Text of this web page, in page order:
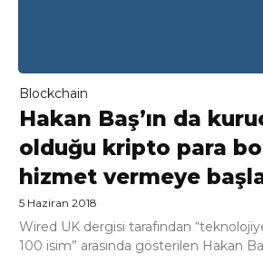
Blockchain
Hakan Baş’ın da
olduğu kripto para
hizmet vermeye
5 Haziran 2018
Wired UK dergisi tarafından
100 isim” arasında gösterilen Hakan